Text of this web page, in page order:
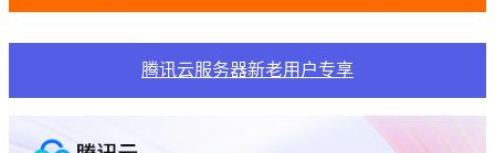
腾讯云服务器新老用户专享